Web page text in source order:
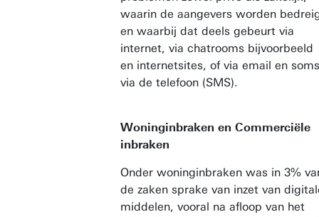
waarin de aangevers worden
en waarbij dat deels gebeurt via
internet, via chatrooms bijvoorbeeld
en internetsites, of via email en soms
via de telefoon (SMS).
Woninginbraken en Commerciële
inbraken
Onder woninginbraken was in 3%
de zaken sprake van inzet van
middelen, vooral na afloop van het